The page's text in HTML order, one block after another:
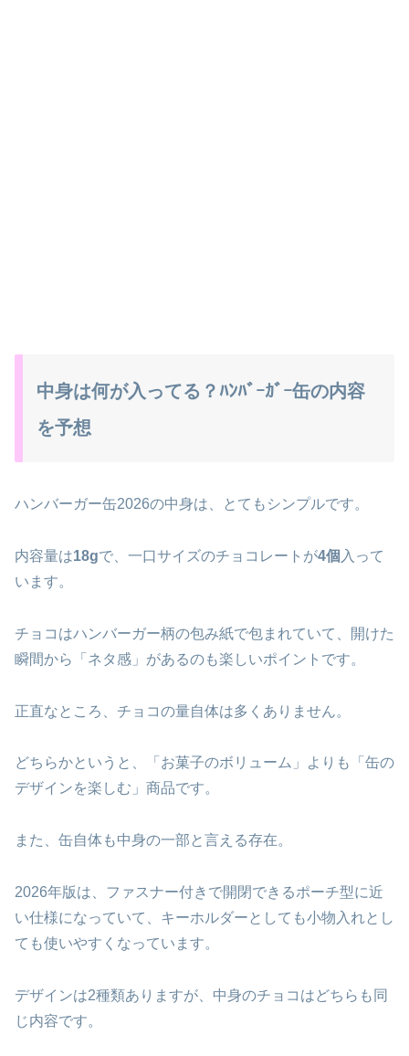
中身は何が入ってる？ﾊﾝﾊﾞｰｶﾞｰ缶の内容
を予想
ハンバーガー缶2026の中身は、とてもシンプルです。
内容量は18gで、一口サイズのチョコレートが4個 入って
います。
チョコはハンバーガー柄の包み紙で包まれていて、開けた
瞬間から「ネタ感」があるのも楽しいポイントです。
正直なところ、チョコの量自体は多くありません。
どちらかというと、「お菓子のボリューム」よりも「缶の
デザインを楽しむ」商品です。
また、缶自体も中身の一部と言える存在。
2026年版は、ファスナー付きで開閉できるポーチ型に近
い仕様になっていて、キーホルダーとしても小物入れとし
ても使いやすくなっています。
デザインは2種類ありますが、中身のチョコはどちらも同
じ内容です。